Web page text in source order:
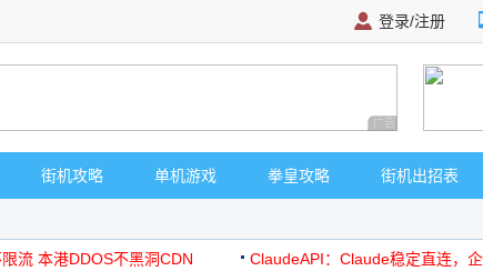
登录/注册
广告 商业广告，理性
街机攻略 单机游戏 拳皇攻略 街机出招表
流 本港DDOS不黑洞CDN ClaudeAPI：Claude稳定直连，